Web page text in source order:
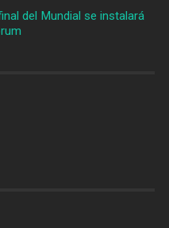
del Mundial se instalará